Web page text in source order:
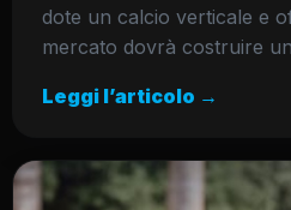
dote un calcio verticale e
mercato dovrà costruire
Leggi l’articolo →